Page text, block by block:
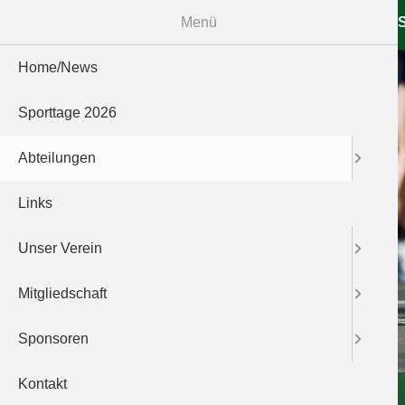
Menü
Home/News
Sporttage 2026
Abteilungen
Links
Unser Verein
Mitgliedschaft
Sponsoren
Kontakt